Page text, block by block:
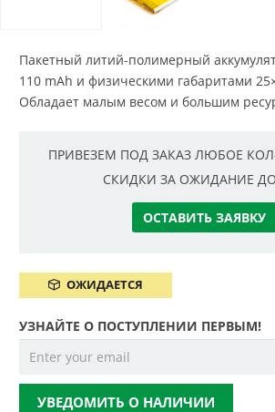
Пакетный литий-полимерный
110 mAh и физическими габаритами
Обладает малым весом и большим
ПРИВЕЗЕМ ПОД ЗАКАЗ ЛЮБОЕ
СКИДКИ ЗА ОЖИДАНИЕ ДО
ОСТАВИТЬ ЗАЯВКУ
ОЖИДАЕТСЯ
УЗНАЙТЕ О ПОСТУПЛЕНИИ ПЕРВЫМ!
УВЕДОМИТЬ О НАЛИЧИИ